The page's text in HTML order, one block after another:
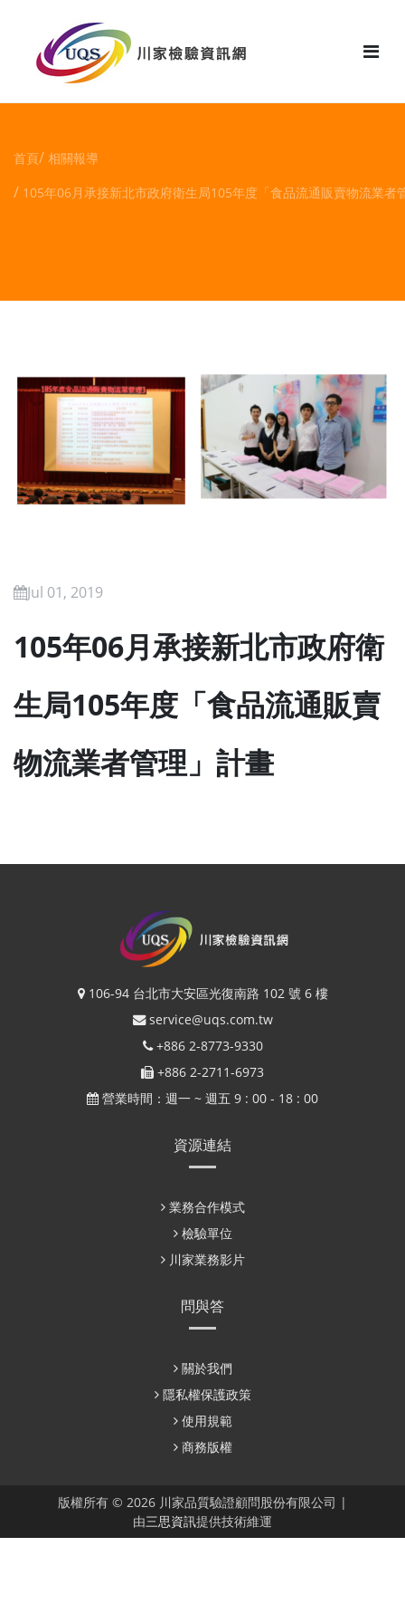
首頁 相關報導
105年06月承接新北市政府衛生局105年度「食品流通販賣物流業者
Jul 01, 2019
105年06月承接新北市政府衛
生局105年度「食品流通販賣
物流業者管理」計畫
106-94 台北市大安區光復南路 102 號 6 樓
service@uqs.com.tw
+886 2-8773-9330
+886 2-2711-6973
營業時間：週一 ~ 週五 9 : 00 - 18 : 00
資源連結
業務合作模式
檢驗單位
川家業務影片
問與答
關於我們
隱私權保護政策
使用規範
商務版權
版權所有 © 2026 川家品質驗證顧問股份有限公司 |
由三思資訊提供技術維運